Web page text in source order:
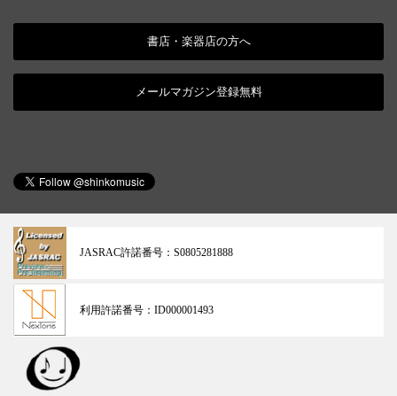
書店・楽器店の方へ
メールマガジン登録無料
JASRAC許諾番号： S0805281888
利用許諾番号： ID000001493